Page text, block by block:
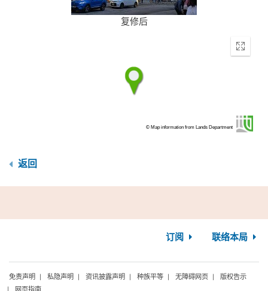
复修后
Enter
© Map information from Lands Department
返回
订阅 联络本局
免责声明 私隐声明 资讯披露声明 种族平等 无障碍网页
版权告示
网页指南